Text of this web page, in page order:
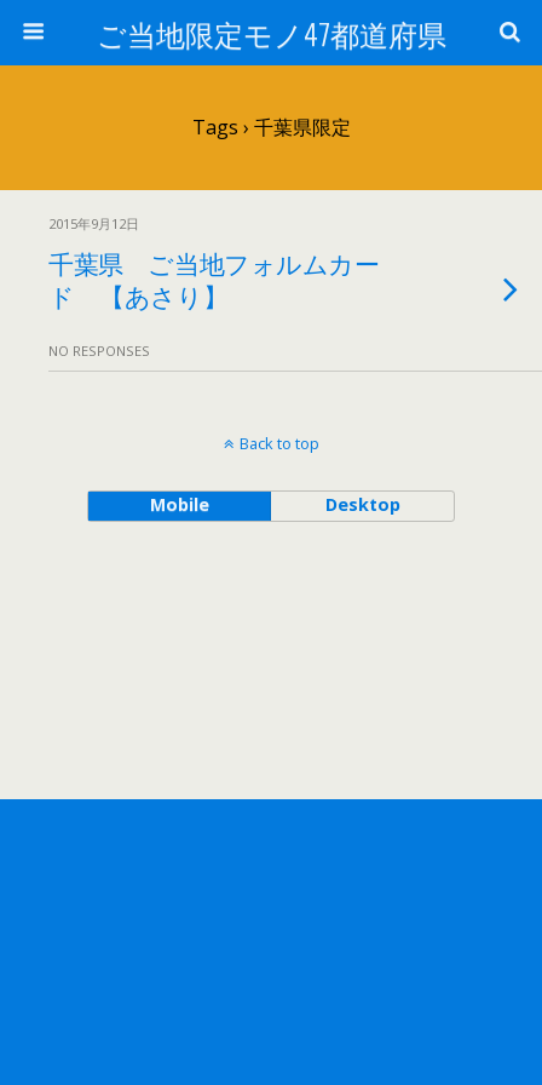
ご当地限定モノ47都道府県
Tags › 千葉県限定
2015年9月12日
千葉県 ご当地フォルムカー
ド 【あさり】
NO RESPONSES
Back to top
Mobile Desktop